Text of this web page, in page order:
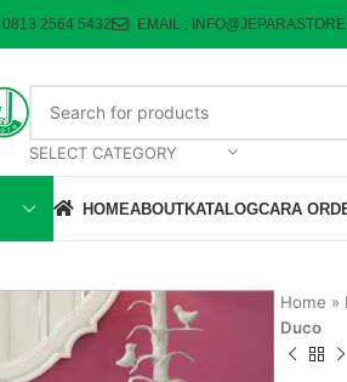
0813 2564 5432 EMAIL :
SELECT CATEGORY
HOMEABOUTKATALOGCARA
Home »
Duco